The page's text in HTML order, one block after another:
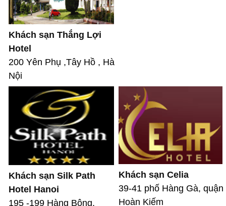
Khách sạn Thắng Lợi
Hotel
200 Yên Phụ ,Tây Hồ , Hà
Nội
Khách sạn Silk Path
Hotel Hanoi
195 -199 Hàng Bông,
Khách sạn Celia
39-41 phố Hàng Gà, quận
Hoàn Kiếm